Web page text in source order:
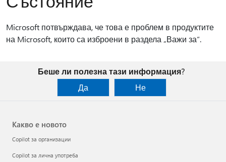
Microsoft потвърждава, че това е проблем в продуктите
на Microsoft, които са изброени в раздела „Важи за“.
Беше ли полезна тази информация?
Да
Не
Какво е новото
Copilot за организации
Copilot за лична употреба